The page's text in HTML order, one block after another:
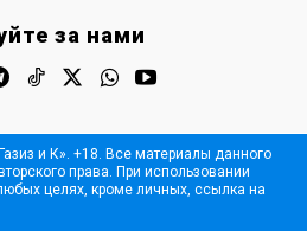
за нами
и К». +18. Все материалы данного
права. При использовании
целях, кроме личных, ссылка на